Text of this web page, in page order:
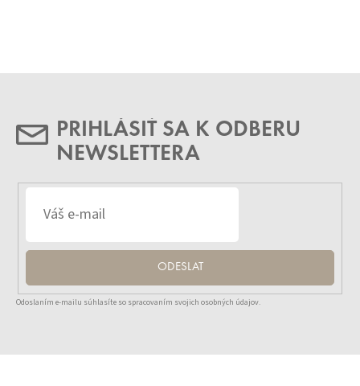
PRIHLÁSIŤ SA K ODBERU
NEWSLETTERA
ODESLAT
Odoslaním e-mailu súhlasíte so spracovaním svojich osobných údajov.